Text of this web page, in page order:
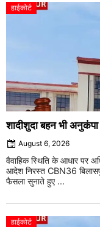
हाईकोर्ट
शादीशुदा बहन भी
August 6, 2026
वैवाहिक स्थिति के आधार पर
आदेश निरस्त CBN36
फैसला सुनाते हुए ...
हाईकोर्ट